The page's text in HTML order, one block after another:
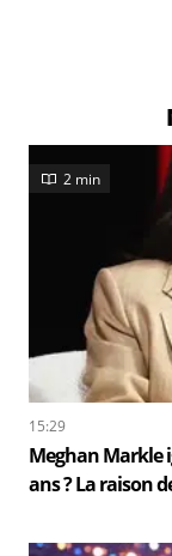
2 min
15:29
Meghan Markle
ans ? La raison